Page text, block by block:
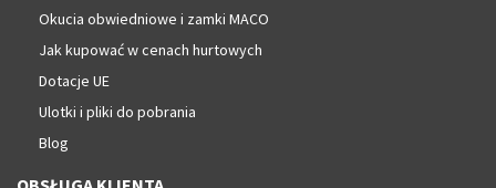
Okucia obwiedniowe i zamki MACO
Jak kupować w cenach hurtowych
Dotacje UE
Ulotki i pliki do pobrania
Blog